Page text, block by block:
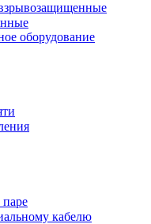
оборудование
кабелю